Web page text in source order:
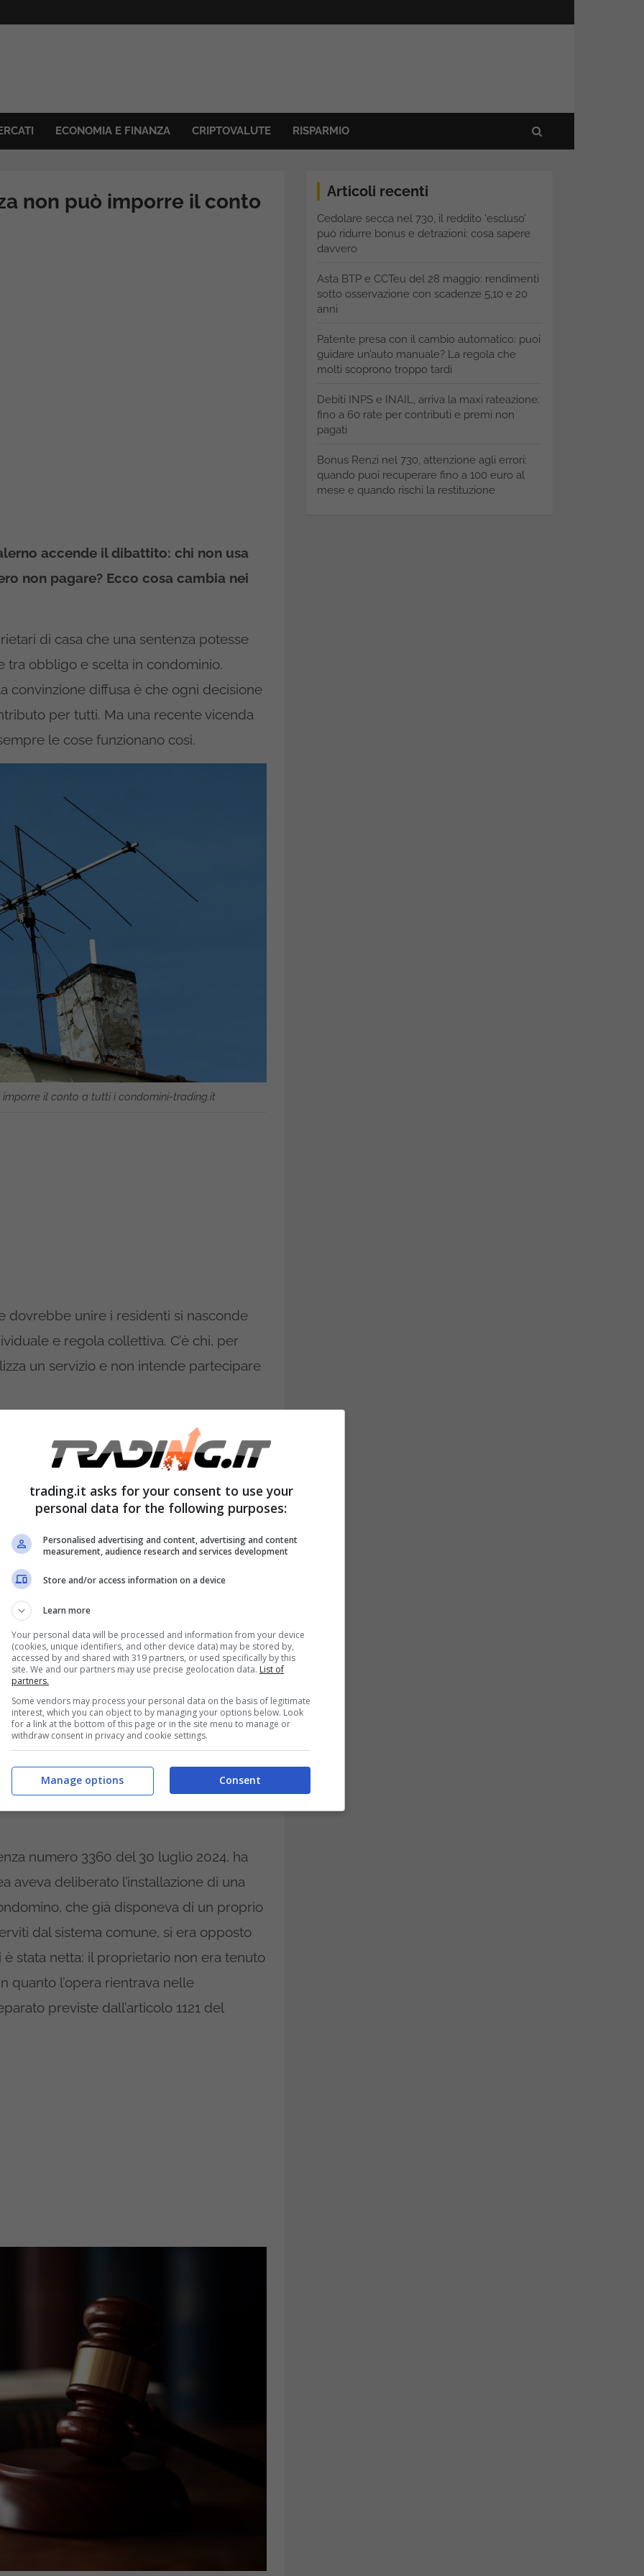
ECONOMIA E FINANZA CRIPTOVALUTE RISPARMIO
non può imporre il conto
accende il dibattito: chi non usa
non pagare? Ecco cosa cambia nei
di casa che una sentenza potesse
tra obbligo e scelta in condominio.
convinzione diffusa è che ogni decisione
per tutti. Ma una recente vicenda
le cose funzionano così.
il conto a tutti i condomini-trading.it
dovrebbe unire i residenti si nasconde
e regola collettiva. C’è chi, per
un servizio e non intende partecipare
a un concetto giuridico preciso: non
sono vincolanti per ogni
tecnica, ma un diritto sancito dalla
aderire a una spesa perché non trae
può essere riconosciuta e
con chiarezza come questo
proprio nel caso dell’antenna
domande non solo sulle norme,
condominiale. Può
se non è condivisa da tutti? E fino a che
la minoranza?
quando un condomino
per l’antenna
numero 3360 del 30 luglio 2024, ha
aveva deliberato l’installazione di una
che già disponeva di un proprio
dal sistema comune, si era opposto
stata netta: il proprietario non era tenuto
quanto l’opera rientrava nelle
previste dall’articolo 1121 del
Articoli recenti
Cedolare secca nel 730, il reddito ‘escluso’
può ridurre bonus e detrazioni: cosa sapere
davvero
Asta BTP e CCTeu del 28 maggio: rendimenti
sotto osservazione con scadenze 5,10 e 20
anni
Patente presa con il cambio automatico: puoi
guidare un’auto manuale? La regola che
molti scoprono troppo tardi
Debiti INPS e INAIL, arriva la maxi rateazione:
fino a 60 rate per contributi e premi non
pagati
Bonus Renzi nel 730, attenzione agli errori:
quando puoi recuperare fino a 100 euro al
mese e quando rischi la restituzione
trading.it asks for your consent to use your
personal data for the following purposes:
Personalised advertising and content, advertising and content
measurement, audience research and services development
Store and/or access information on a device
Learn more
Your personal data will be processed and information from your device
(cookies, unique identifiers, and other device data) may be stored by,
accessed by and shared with 319 partners, or used specifically by this
site. We and our partners may use precise geolocation data. List of
partners.
Some vendors may process your personal data on the basis of legitimate
interest, which you can object to by managing your options below. Look
for a link at the bottom of this page or in the site menu to manage or
withdraw consent in privacy and cookie settings.
Consent
Manage options